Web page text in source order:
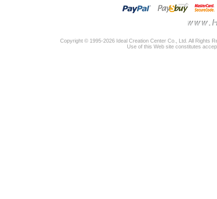
Copyright © 1995-2026 Ideal Creation Center Co., Ltd. All Rights
Use of this Web site constitutes